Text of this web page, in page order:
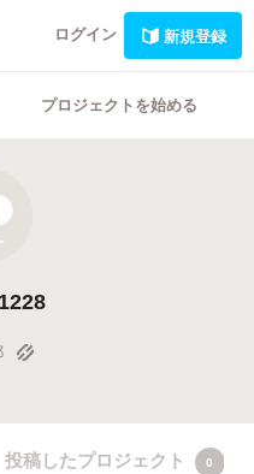
ログイン 新規登録
プロジェクトを始める
投稿したプロジェクト 0